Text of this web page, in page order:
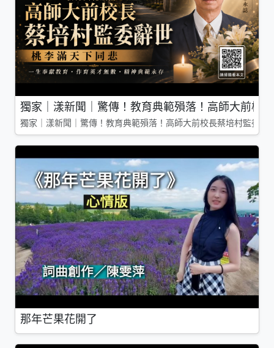
獨家｜漾新聞｜驚傳！教育典範殞落！高師大前校
獨家｜漾新聞｜驚傳！教育典範殞落！高師大前校長蔡培村監委
那年芒果花開了